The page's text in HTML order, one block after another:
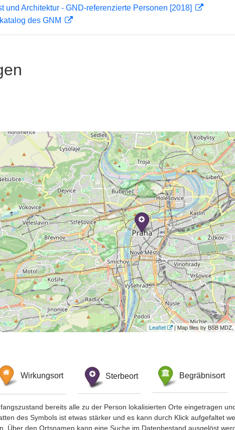
und Architektur - GND-referenzierte Personen [2018]
des GNM
Leaflet | Map tiles by BSB
Wirkungsort Sterbeort Begräbnisort
bereits alle zu der Person lokalisierten Orte eingetragen
des Symbols ist etwas stärker und es kann durch Klick aufgefaltet
Über den Ortsnamen kann eine Suche im Datenbestand ausgelöst